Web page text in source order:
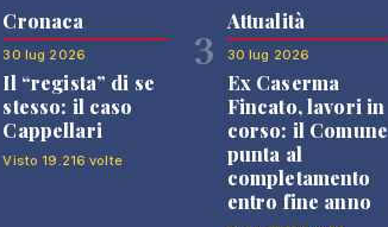
Cronaca
30 lug 2026
Il “regista” di se
stesso: il caso
Cappellari
Visto 19.216 volte
3
Attualità
30 lug 2026
Ex Caserma
Fincato, lavori in
corso: il Comune
punta al
completamento
entro fine anno